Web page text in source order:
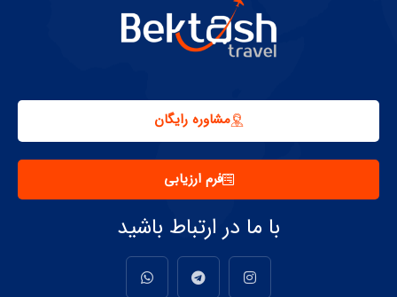
مشاوره رایگان
فرم ارزیابی
با ما در ارتباط باشید